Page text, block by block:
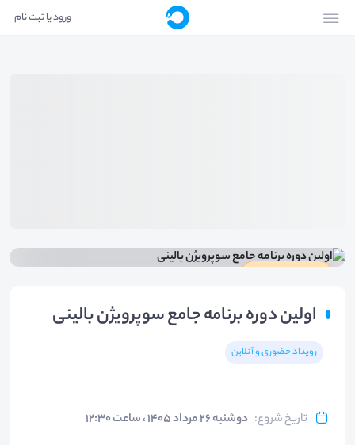
ورود یا ثبت نام
اولین دوره برنامه جامع سوپرویژن بالینی
رویداد حضوری و آنلاین
تاریخ شروع: دوشنبه ۲۶ مرداد ۱۴۰۵ ، ساعت ۱۲:۳۰